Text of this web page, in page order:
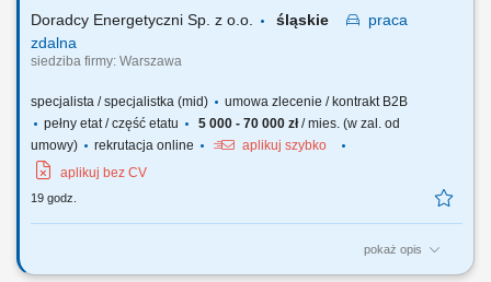
Doradcy Energetyczni Sp. z o.o. śląskie
praca
zdalna
siedziba firmy: Warszawa
specjalista / specjalistka (mid)
umowa zlecenie / kontrakt B2B
pełny etat / część etatu
5 000 - 70 000 zł/ mies. (w zal. od
umowy)
rekrutacja online
aplikuj szybko
aplikuj bez CV
19 godz.
pokaż opis
Co będziesz robić? Doradzać firmom – pomagasz klientowi